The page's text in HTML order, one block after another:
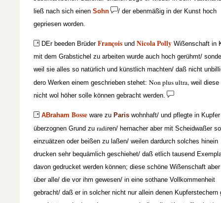
ließ nach sich einen Sohn
/ der ebenmäßig in der Kunst hoch
gepriesen worden.
DEr beeden Brüder François und Nicola Polly Wißenschaft in
mit dem Grabstichel zu arbeiten wurde auch hoch gerühmt/
weil sie alles so natürlich und künstlich machten/ daß nicht
dero Werken einem geschrieben stehet: Non plus ultra, weil diese
nicht wol höher solle können gebracht werden.
ABraham Bosse ware zu Paris wohnhaft/ und pflegte in
überzognen Grund zu radiren/ hernacher aber mit Scheidwaßer
einzuätzen oder beißen zu laßen/ weilen dardurch solches hinein
drucken sehr bequämlich geschiehet/ daß etlich tausend
davon gedrucket werden können; diese schöne Wißenschaft
über alle/ die vor ihm gewesen/ in eine sothane Vollkommenheit
gebracht/ daß er in solcher nicht nur allein denen Kupferstechern